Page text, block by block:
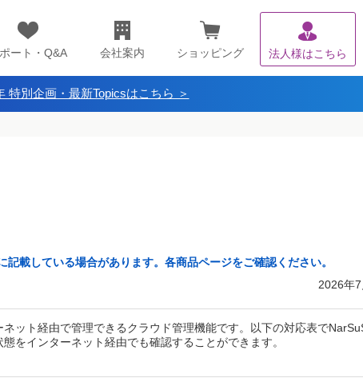
ート・Q&A 会社案内 ショッピング 法人様はこちら
特別企画・最新Topicsはこちら ＞
載している場合があります。各商品ページをご確認ください。
2026年
ット経由で管理できるクラウド管理機能です。以下の対応表で
をインターネット経由でも確認することができます。